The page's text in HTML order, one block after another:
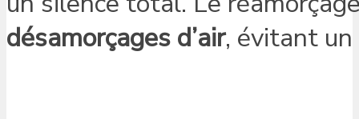
désamorçages d’air, évitant